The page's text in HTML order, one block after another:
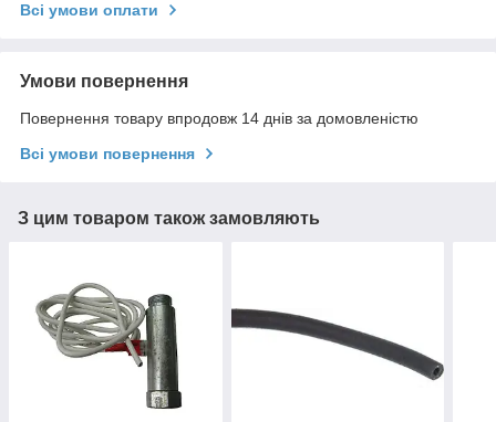
Всі умови оплати
Умови повернення
Повернення товару впродовж 14 днів за домовленістю
Всі умови повернення
З цим товаром також замовляють